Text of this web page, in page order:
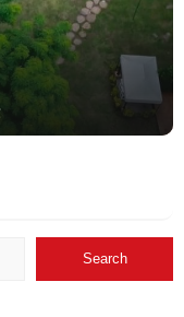
Search